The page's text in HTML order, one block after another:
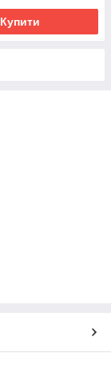
Купити